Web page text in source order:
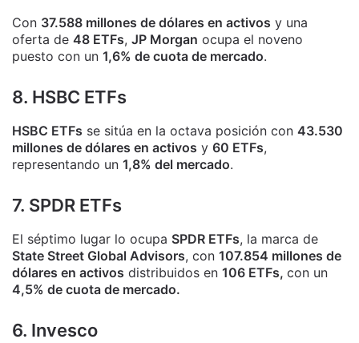
Con 37.588 millones de dólares en activos y una
oferta de 48 ETFs, JP Morgan ocupa el noveno
puesto con un 1,6% de cuota de mercado.
8. HSBC ETFs
HSBC ETFs se sitúa en la octava posición con 43.530
millones de dólares en activos y 60 ETFs,
representando un 1,8% del mercado.
7. SPDR ETFs
El séptimo lugar lo ocupa SPDR ETFs, la marca de
State Street Global Advisors, con 107.854 millones de
dólares en activos distribuidos en 106 ETFs, con un
4,5% de cuota de mercado.
6. Invesco